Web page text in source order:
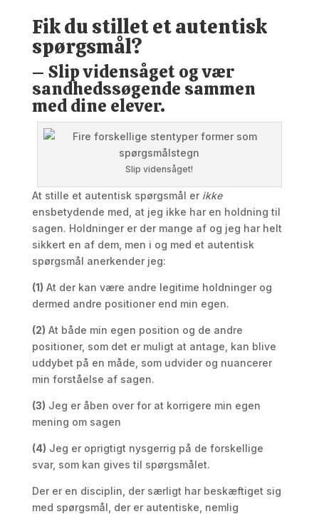
Fik du stillet et autentisk
spørgsmål?
– Slip vidensåget og vær
sandhedssøgende sammen
med dine elever.
Slip vidensåget!
At stille et autentisk spørgsmål er ikke
ensbetydende med, at jeg ikke har en holdning til
sagen. Holdninger er der mange af og jeg har helt
sikkert en af dem, men i og med et autentisk
spørgsmål anerkender jeg:
(1) At der kan være andre legitime holdninger og
dermed andre positioner end min egen.
(2) At både min egen position og de andre
positioner, som det er muligt at antage, kan blive
uddybet på en måde, som udvider og nuancerer
min forståelse af sagen.
(3) Jeg er åben over for at korrigere min egen
mening om sagen
(4) Jeg er oprigtigt nysgerrig på de forskellige
svar, som kan gives til spørgsmålet.
Der er en disciplin, der særligt har beskæftiget sig
med spørgsmål, der er autentiske, nemlig